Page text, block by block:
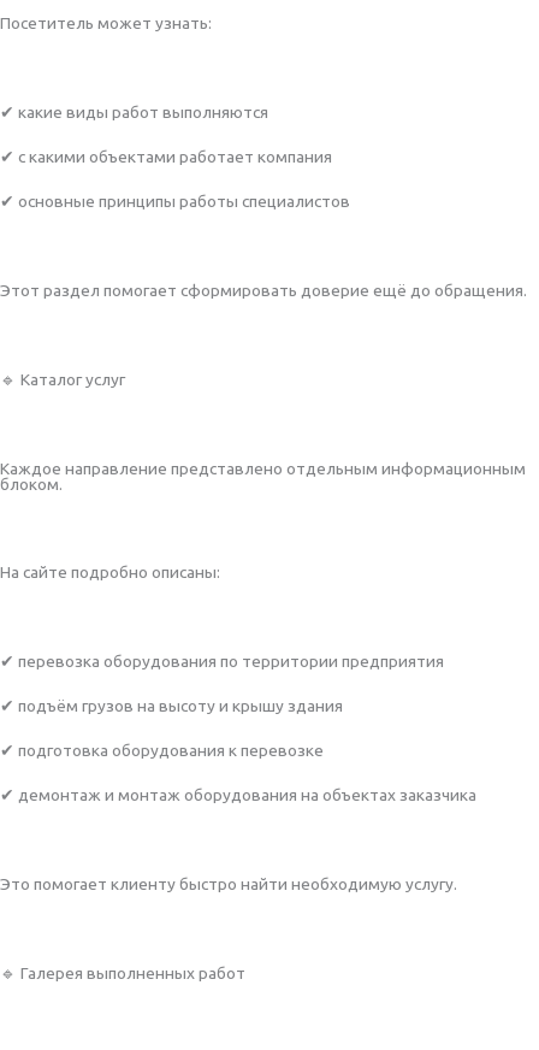
Посетитель может узнать:
✔ какие виды работ выполняются
✔ с какими объектами работает компания
✔ основные принципы работы специалистов
Этот раздел помогает сформировать доверие ещё до обращения.
🔹 Каталог услуг
Каждое направление представлено отдельным информационным
блоком.
На сайте подробно описаны:
✔ перевозка оборудования по территории предприятия
✔ подъём грузов на высоту и крышу здания
✔ подготовка оборудования к перевозке
✔ демонтаж и монтаж оборудования на объектах заказчика
Это помогает клиенту быстро найти необходимую услугу.
🔹 Галерея выполненных работ